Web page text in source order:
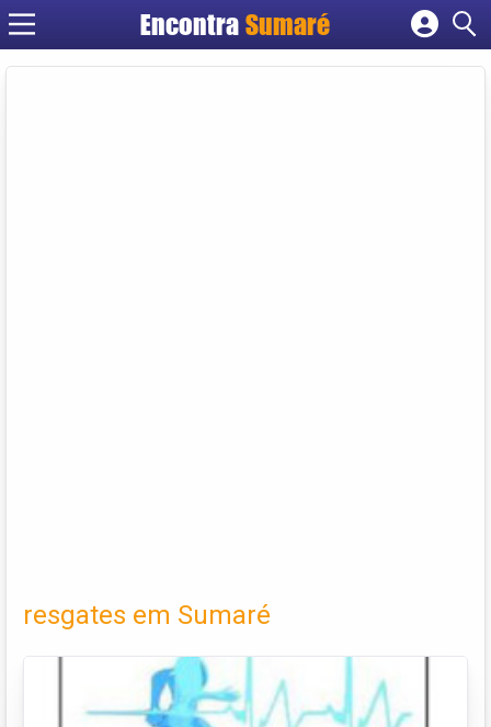
Encontra Sumaré
Cadastrar empresa
resgates em Sumaré